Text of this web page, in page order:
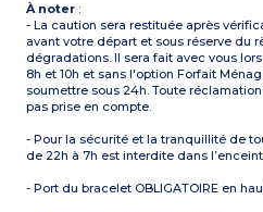
À noter :
- La caution sera restituée après
avant votre départ et sous réserve du
dégradations. Il sera fait avec vous
8h et 10h et sans l'option Forfait
soumettre sous 24h. Toute
pas prise en compte.
- Pour la sécurité et la tranquillité de
de 22h à 7h est interdite dans
- Port du bracelet OBLIGATOIRE en